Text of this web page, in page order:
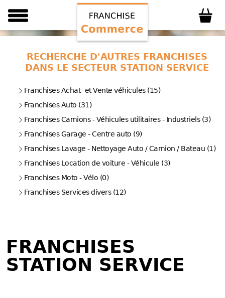
RECHERCHE D'AUTRES FRANCHISES
DANS LE SECTEUR STATION SERVICE
Franchises Achat et Vente véhicules (15)
Franchises Auto (31)
Franchises Camions - Véhicules utilitaires - Industriels (3)
Franchises Garage - Centre auto (9)
Franchises Lavage - Nettoyage Auto / Camion / Bateau (1)
Franchises Location de voiture - Véhicule (3)
Franchises Moto - Vélo (0)
Franchises Services divers (12)
FRANCHISES
STATION SERVICE